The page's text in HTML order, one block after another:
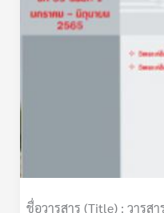
ชื่อวารสาร (Title) : วารส